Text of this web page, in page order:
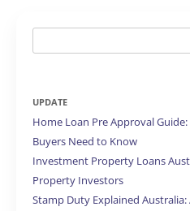
for:
UPDATE
Home Loan Pre Approval
Buyers Need to Know
Investment Property Loans
Property Investors
Stamp Duty Explained